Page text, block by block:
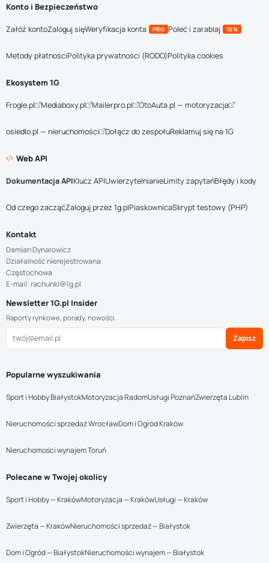
Konto i Bezpieczeństwo
Załóż kontoZaloguj sięWeryfikacja konta PRO Poleć i zarabiaj 10%
Metody płatnościPolityka prywatności (RODO)Polityka cookies
Ekosystem 1G
Frogle.pl Mediaboxy.pl Mailerpro.pl OtoAuta.pl — motoryzacja
osiedlo.pl — nieruchomości Dołącz do zespołuReklamuj się na 1G
Web API
Dokumentacja APIKlucz APIUwierzytelnianieLimity zapytańBłędy i kody
Od czego zacząćZaloguj przez 1g.plPiaskownicaSkrypt testowy (PHP)
Kontakt
Damian Dynarowicz
Działalność nierejestrowana
Częstochowa
E-mail: rachunki@1g.pl
Newsletter 1G.pl Insider
Raporty rynkowe, porady, nowości.
Zapisz
Popularne wyszukiwania
Sport i Hobby BiałystokMotoryzacja RadomUsługi PoznańZwierzęta Lublin
Nieruchomości sprzedaż WrocławDom i Ogród Kraków
Nieruchomości wynajem Toruń
Polecane w Twojej okolicy
Sport i Hobby — KrakówMotoryzacja — KrakówUsługi — Kraków
Zwierzęta — KrakówNieruchomości sprzedaż — Białystok
Dom i Ogród — BiałystokNieruchomości wynajem — Białystok